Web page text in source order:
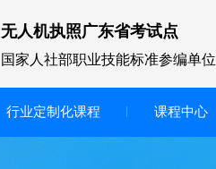
无人机执照广东省考试点
国家人社部职业技能标准参编单位
行业定制化课程 课程中心